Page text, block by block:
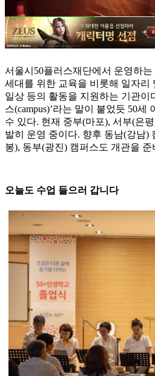
서울시50플러스재단에서 운영하
세대를 위한 교육을 비롯해 일자리
일상 등의 활동을 지원하는 기관이
스(campus)’라는 말이 붙었듯 50세
수 있다. 현재 중부(마포), 서부(은
발히 운영 중이다. 향후 동남(강남)
봉), 동부(광진) 캠퍼스도 개관을 준
오늘도 수업 들으러 갑니다